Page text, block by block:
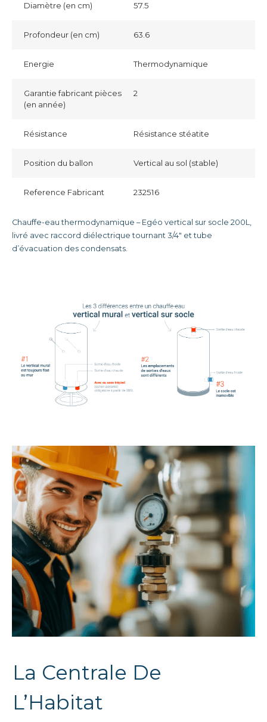
Diamètre (en cm) 57.5
Profondeur (en cm) 63.6
Energie Thermodynamique
Garantie fabricant pièces
(en année)
2
Résistance Résistance stéatite
Position du ballon Vertical au sol (stable)
Reference Fabricant 232516
Chauffe-eau thermodynamique – Egéo vertical sur socle 200L,
livré avec raccord diélectrique tournant 3/4″ et tube
d’évacuation des condensats.
La Centrale De
L’Habitat